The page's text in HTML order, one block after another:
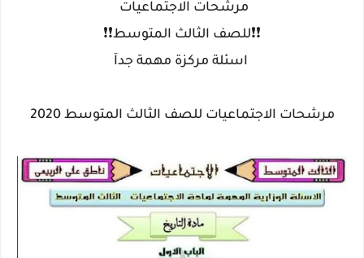
مرشحات الاجتماعيات
❗️❗️للصف الثالث المتوسط❗️❗️
اسئلة مركزة مهمة جدآ
مرشحات الاجتماعيات للصف الثالث المتوسط 2020